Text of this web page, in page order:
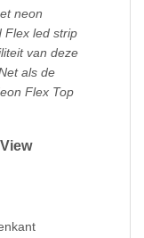
neon
Flex led strip
van deze
als de
Flex Top